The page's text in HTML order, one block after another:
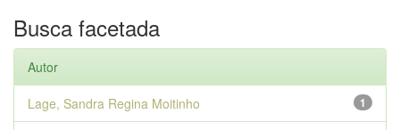
Busca facetada
Autor
1
Lage, Sandra Regina Moitinho